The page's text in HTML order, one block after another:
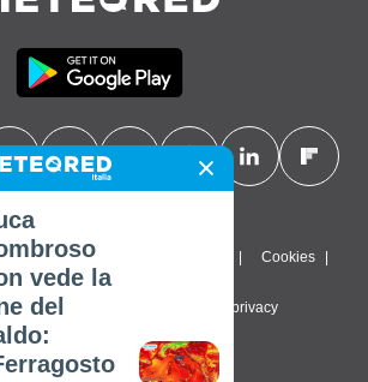
FAQ Cookies
sulla privacy Impostazioni sulla privacy
Meteored. Tutti i diritti riservati
vede la
del